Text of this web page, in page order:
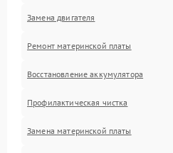
Замена двигателя
Ремонт материнской платы
Восстановление аккумулятора
Профилактическая чистка
Замена материнской платы